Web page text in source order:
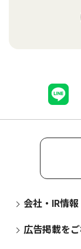
会社・IR情報
広告掲載を